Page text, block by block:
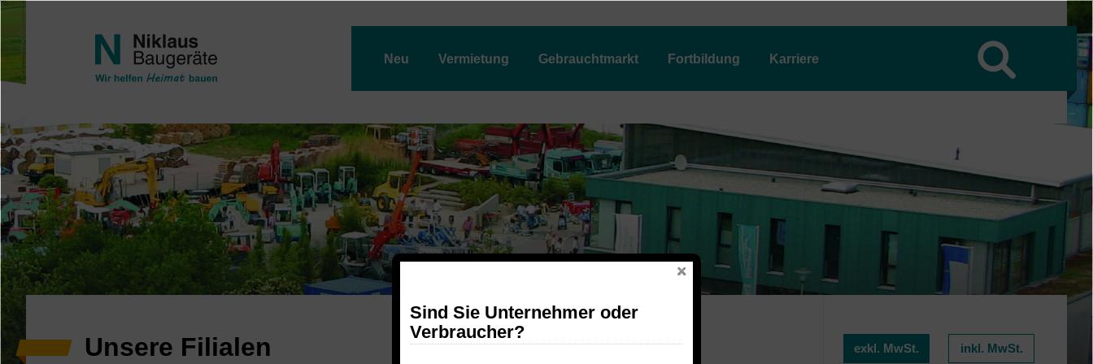
Direkt zum Inhalt
Neu Vermietung Gebrauchtmarkt Fortbildung Karriere
Unsere Filialen exkl. MwSt. inkl. MwSt.
Sind Sie Unternehmer oder
Verbraucher?